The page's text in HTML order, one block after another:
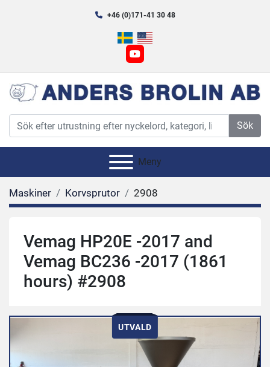
+46 (0)171-41 30 48
youtube
Sök
Meny
Maskiner Korvsprutor 2908
Vemag HP20E -2017 and
Vemag BC236 -2017 (1861
hours) #2908
UTVALD